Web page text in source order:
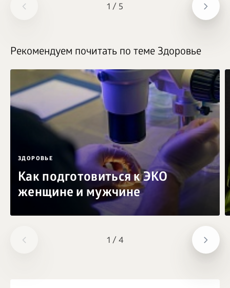
1 / 5
1 / 4
Рекомендуем почитать по теме Здоровье
ЗДОРОВЬЕ
Как подготовиться к ЭКО
женщине и мужчине